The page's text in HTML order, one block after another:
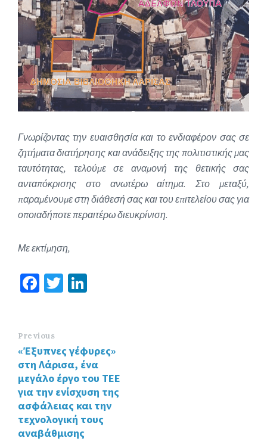
Γνωρίζοντας την ευαισθησία και το ενδιαφέρον σας σε
ζητήματα διατήρησης και ανάδειξης της πολιτιστικής μας
ταυτότητας, τελούμε σε αναμονή της θετικής σας
ανταπόκρισης στο ανωτέρω αίτημα. Στο μεταξύ,
παραμένουμε στη διάθεσή σας και του επιτελείου σας για
οποιαδήποτε περαιτέρω διευκρίνιση.
Με εκτίμηση,
Fa
o
o
k
T
er
n
Previous
«Έξυπνες γέφυρες»
στη Λάρισα, ένα
μεγάλο έργο του ΤΕΕ
για την ενίσχυση της
ασφάλειας και την
τεχνολογική τους
αναβάθμισης